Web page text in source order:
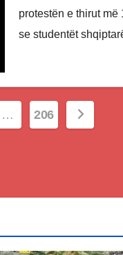
protestën e thirut
se studentët
… 206